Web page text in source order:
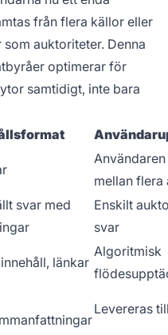
från flera källor eller
auktoriteter. Denna
optimerar för
samtidigt, inte bara
mellan flera
svar med
Enskilt
svar
länkar
Algoritmisk
Levereras